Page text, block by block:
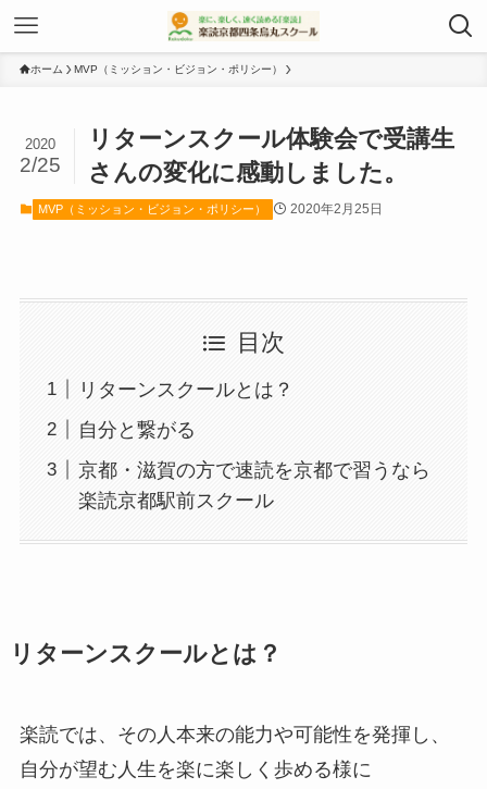
ホーム MVP（ミッション・ビジョン・ポリシー）
リターンスクール体験会で受講生
さんの変化に感動しました。
2020
2/25
MVP（ミッション・ビジョン・ポリシー） 2020年2月25日
目次
リターンスクールとは？
自分と繋がる
京都・滋賀の方で速読を京都で習うなら
楽読京都駅前スクール
リターンスクールとは？
楽読では、その人本来の能力や可能性を発揮し、
自分が望む人生を楽に楽しく歩める様に